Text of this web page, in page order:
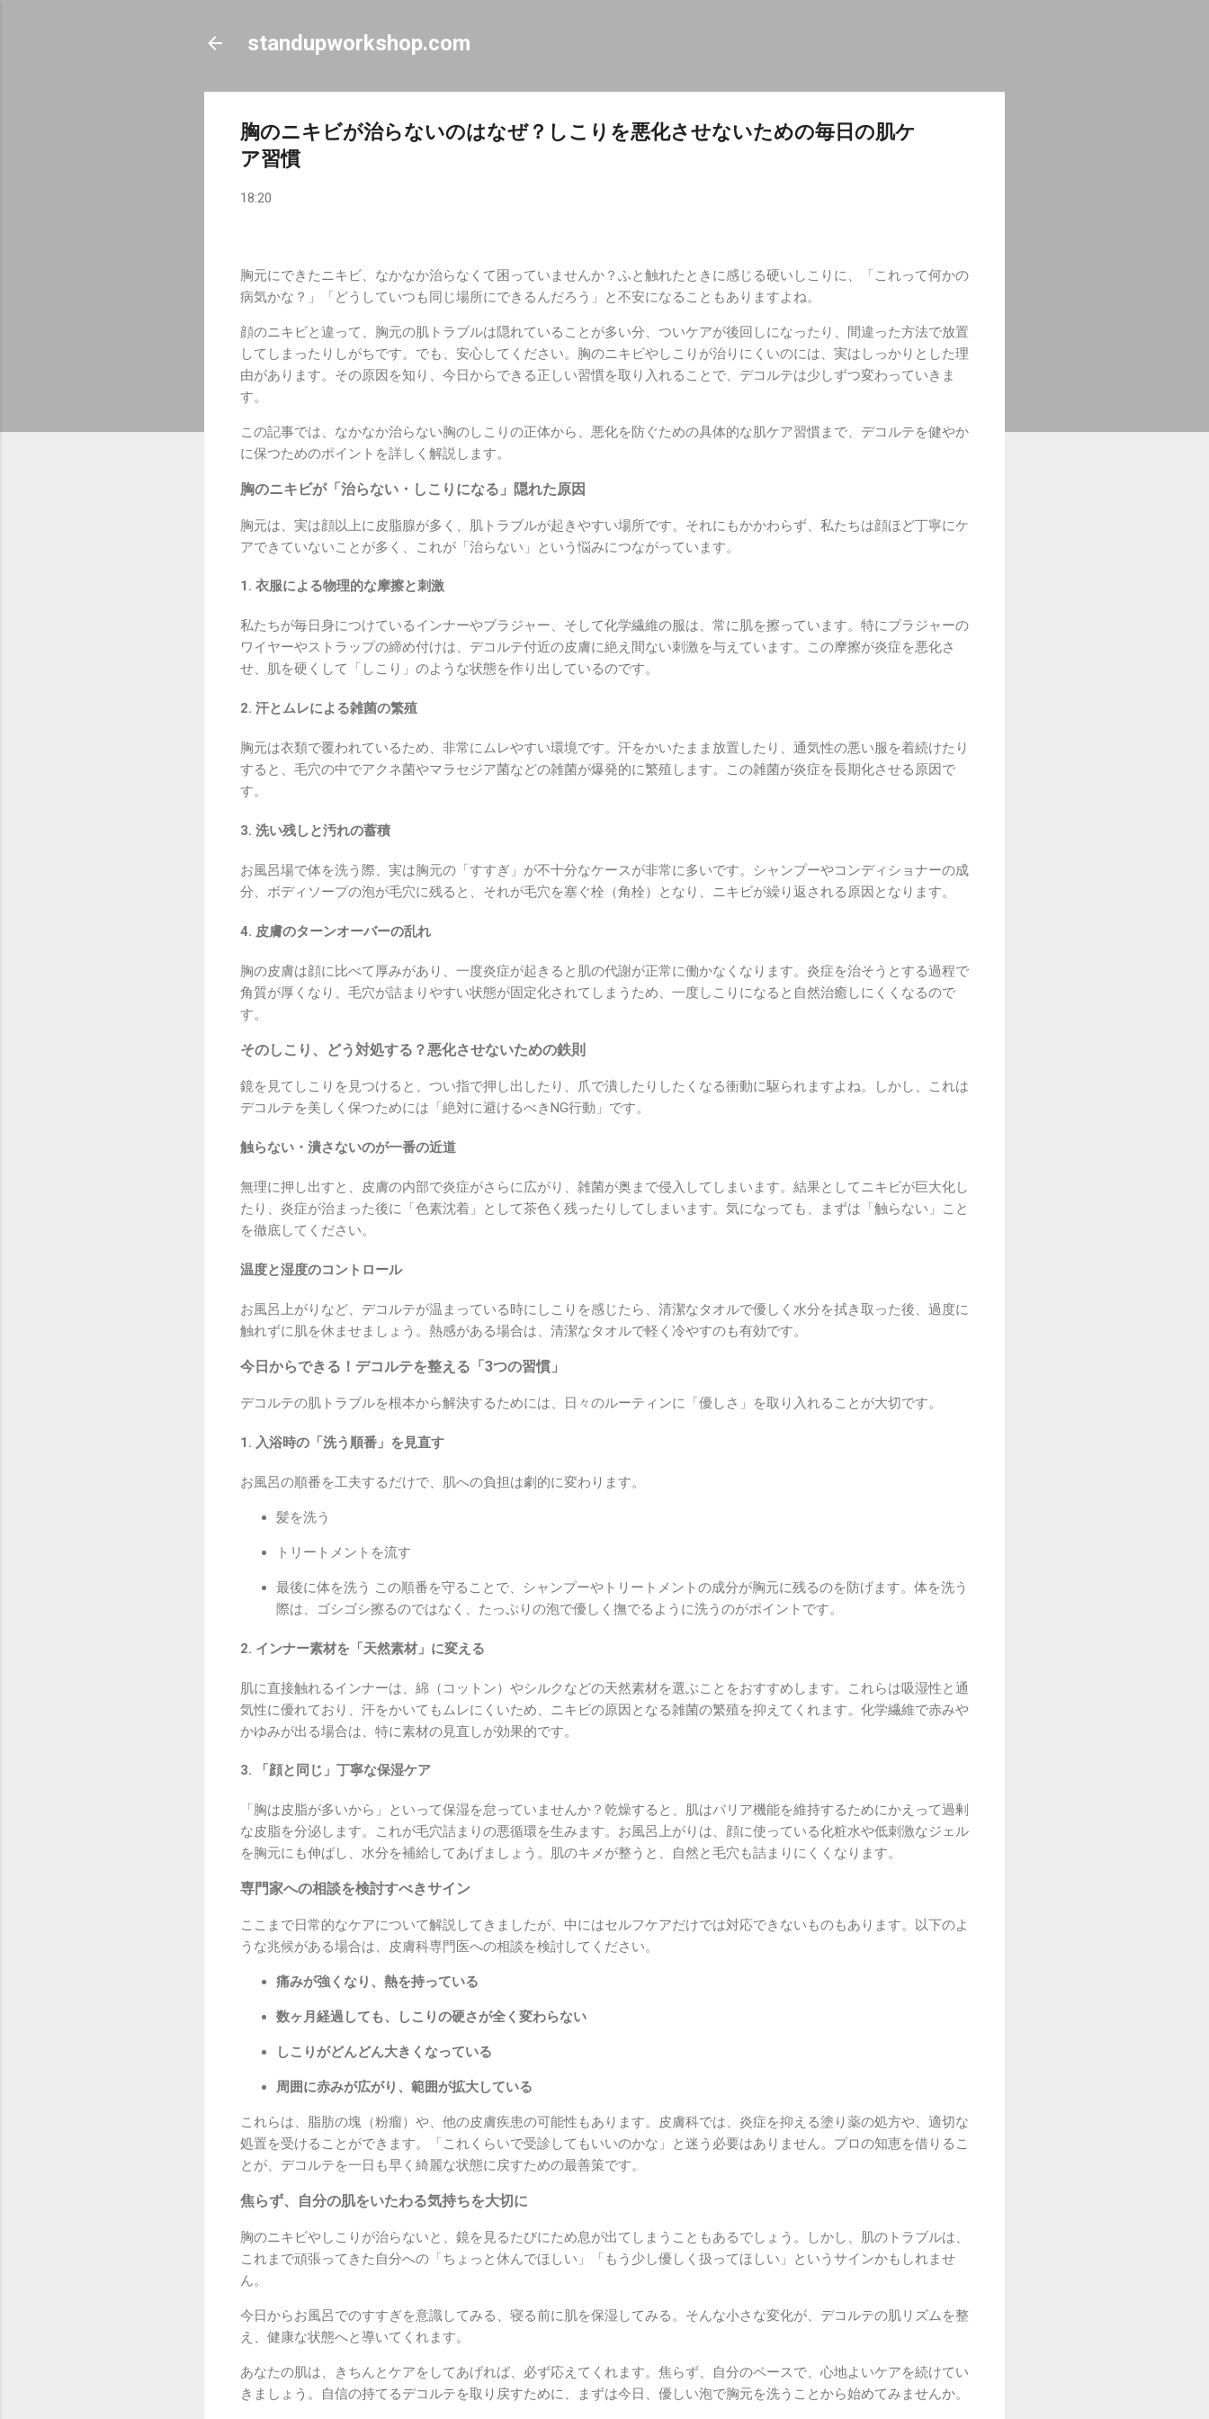
standupworkshop.com
胸のニキビが治らないのはなぜ？しこりを悪化させないための毎日の肌ケ
ア習慣
18:20
胸元にできたニキビ、なかなか治らなくて困っていませんか？ふと触れたときに感じる硬いしこりに、「これって何かの
病気かな？」「どうしていつも同じ場所にできるんだろう」と不安になることもありますよね。
顔のニキビと違って、胸元の肌トラブルは隠れていることが多い分、ついケアが後回しになったり、間違った方法で放置
してしまったりしがちです。でも、安心してください。胸のニキビやしこりが治りにくいのには、実はしっかりとした理
由があります。その原因を知り、今日からできる正しい習慣を取り入れることで、デコルテは少しずつ変わっていきま
す。
この記事では、なかなか治らない胸のしこりの正体から、悪化を防ぐための具体的な肌ケア習慣まで、デコルテを健やか
に保つためのポイントを詳しく解説します。
胸のニキビが「治らない・しこりになる」隠れた原因
胸元は、実は顔以上に皮脂腺が多く、肌トラブルが起きやすい場所です。それにもかかわらず、私たちは顔ほど丁寧にケ
アできていないことが多く、これが「治らない」という悩みにつながっています。
1. 衣服による物理的な摩擦と刺激
私たちが毎日身につけているインナーやブラジャー、そして化学繊維の服は、常に肌を擦っています。特にブラジャーの
ワイヤーやストラップの締め付けは、デコルテ付近の皮膚に絶え間ない刺激を与えています。この摩擦が炎症を悪化さ
せ、肌を硬くして「しこり」のような状態を作り出しているのです。
2. 汗とムレによる雑菌の繁殖
胸元は衣類で覆われているため、非常にムレやすい環境です。汗をかいたまま放置したり、通気性の悪い服を着続けたり
すると、毛穴の中でアクネ菌やマラセジア菌などの雑菌が爆発的に繁殖します。この雑菌が炎症を長期化させる原因で
す。
3. 洗い残しと汚れの蓄積
お風呂場で体を洗う際、実は胸元の「すすぎ」が不十分なケースが非常に多いです。シャンプーやコンディショナーの成
分、ボディソープの泡が毛穴に残ると、それが毛穴を塞ぐ栓（角栓）となり、ニキビが繰り返される原因となります。
4. 皮膚のターンオーバーの乱れ
胸の皮膚は顔に比べて厚みがあり、一度炎症が起きると肌の代謝が正常に働かなくなります。炎症を治そうとする過程で
角質が厚くなり、毛穴が詰まりやすい状態が固定化されてしまうため、一度しこりになると自然治癒しにくくなるので
す。
そのしこり、どう対処する？悪化させないための鉄則
鏡を見てしこりを見つけると、つい指で押し出したり、爪で潰したりしたくなる衝動に駆られますよね。しかし、これは
デコルテを美しく保つためには「絶対に避けるべきNG行動」です。
触らない・潰さないのが一番の近道
無理に押し出すと、皮膚の内部で炎症がさらに広がり、雑菌が奥まで侵入してしまいます。結果としてニキビが巨大化し
たり、炎症が治まった後に「色素沈着」として茶色く残ったりしてしまいます。気になっても、まずは「触らない」こと
を徹底してください。
温度と湿度のコントロール
お風呂上がりなど、デコルテが温まっている時にしこりを感じたら、清潔なタオルで優しく水分を拭き取った後、過度に
触れずに肌を休ませましょう。熱感がある場合は、清潔なタオルで軽く冷やすのも有効です。
今日からできる！デコルテを整える「3つの習慣」
デコルテの肌トラブルを根本から解決するためには、日々のルーティンに「優しさ」を取り入れることが大切です。
1. 入浴時の「洗う順番」を見直す
お風呂の順番を工夫するだけで、肌への負担は劇的に変わります。
髪を洗う
トリートメントを流す
最後に体を洗う この順番を守ることで、シャンプーやトリートメントの成分が胸元に残るのを防げます。体を洗う
際は、ゴシゴシ擦るのではなく、たっぷりの泡で優しく撫でるように洗うのがポイントです。
2. インナー素材を「天然素材」に変える
肌に直接触れるインナーは、綿（コットン）やシルクなどの天然素材を選ぶことをおすすめします。これらは吸湿性と通
気性に優れており、汗をかいてもムレにくいため、ニキビの原因となる雑菌の繁殖を抑えてくれます。化学繊維で赤みや
かゆみが出る場合は、特に素材の見直しが効果的です。
3. 「顔と同じ」丁寧な保湿ケア
「胸は皮脂が多いから」といって保湿を怠っていませんか？乾燥すると、肌はバリア機能を維持するためにかえって過剰
な皮脂を分泌します。これが毛穴詰まりの悪循環を生みます。お風呂上がりは、顔に使っている化粧水や低刺激なジェル
を胸元にも伸ばし、水分を補給してあげましょう。肌のキメが整うと、自然と毛穴も詰まりにくくなります。
専門家への相談を検討すべきサイン
ここまで日常的なケアについて解説してきましたが、中にはセルフケアだけでは対応できないものもあります。以下のよ
うな兆候がある場合は、皮膚科専門医への相談を検討してください。
痛みが強くなり、熱を持っている
数ヶ月経過しても、しこりの硬さが全く変わらない
しこりがどんどん大きくなっている
周囲に赤みが広がり、範囲が拡大している
これらは、脂肪の塊（粉瘤）や、他の皮膚疾患の可能性もあります。皮膚科では、炎症を抑える塗り薬の処方や、適切な
処置を受けることができます。「これくらいで受診してもいいのかな」と迷う必要はありません。プロの知恵を借りるこ
とが、デコルテを一日も早く綺麗な状態に戻すための最善策です。
焦らず、自分の肌をいたわる気持ちを大切に
胸のニキビやしこりが治らないと、鏡を見るたびにため息が出てしまうこともあるでしょう。しかし、肌のトラブルは、
これまで頑張ってきた自分への「ちょっと休んでほしい」「もう少し優しく扱ってほしい」というサインかもしれませ
ん。
今日からお風呂でのすすぎを意識してみる、寝る前に肌を保湿してみる。そんな小さな変化が、デコルテの肌リズムを整
え、健康な状態へと導いてくれます。
あなたの肌は、きちんとケアをしてあげれば、必ず応えてくれます。焦らず、自分のペースで、心地よいケアを続けてい
きましょう。自信の持てるデコルテを取り戻すために、まずは今日、優しい泡で胸元を洗うことから始めてみませんか。